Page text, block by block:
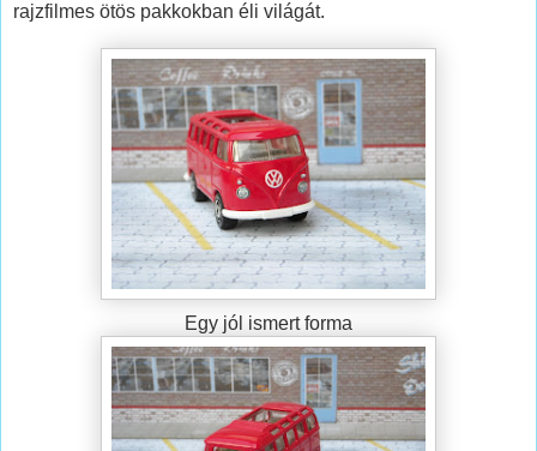
rajzfilmes ötös pakkokban éli világát.
Egy jól ismert forma